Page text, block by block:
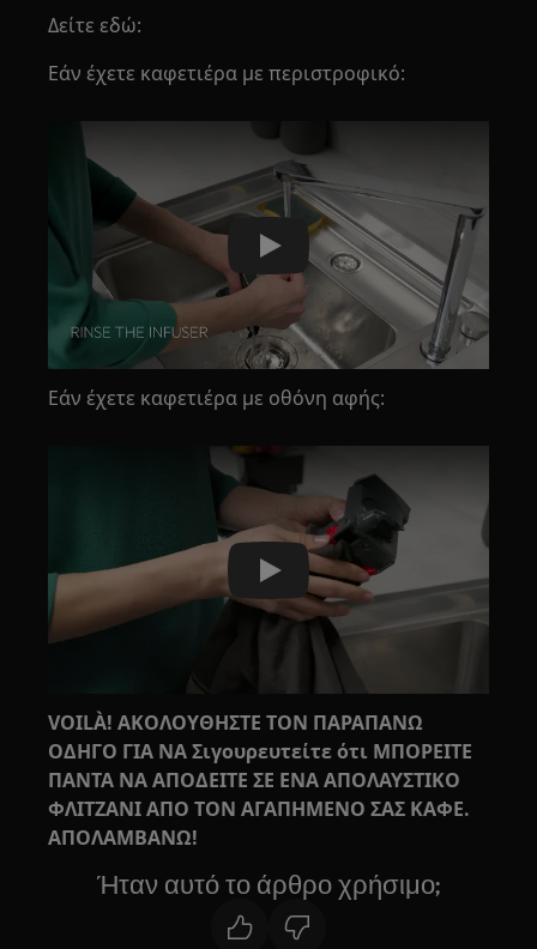
Δείτε εδώ:
Εάν έχετε καφετιέρα με περιστροφικό:
Play
Εάν έχετε καφετιέρα με οθόνη αφής:
Play
VOILÀ! ΑΚΟΛΟΥΘΗΣΤΕ ΤΟΝ ΠΑΡΑΠΑΝΩ
ΟΔΗΓΟ ΓΙΑ ΝΑ Σιγουρευτείτε ότι ΜΠΟΡΕΙΤΕ
ΠΑΝΤΑ ΝΑ ΑΠΟΔΕΙΤΕ ΣΕ ΕΝΑ ΑΠΟΛΑΥΣΤΙΚΟ
ΦΛΙΤΖΑΝΙ ΑΠΟ ΤΟΝ ΑΓΑΠΗΜΕΝΟ ΣΑΣ ΚΑΦΕ.
ΑΠΟΛΑΜΒΑΝΩ!
Ήταν αυτό το άρθρο χρήσιμο;